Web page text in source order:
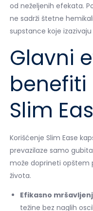
od neželjenih efekata.
ne sadrži štetne
supstance koje
Glavni
benefiti
Slim
Korišćenje Slim Ease
prevazilaze samo
može doprineti opštem
života.
Efikasno
težine bez naglih